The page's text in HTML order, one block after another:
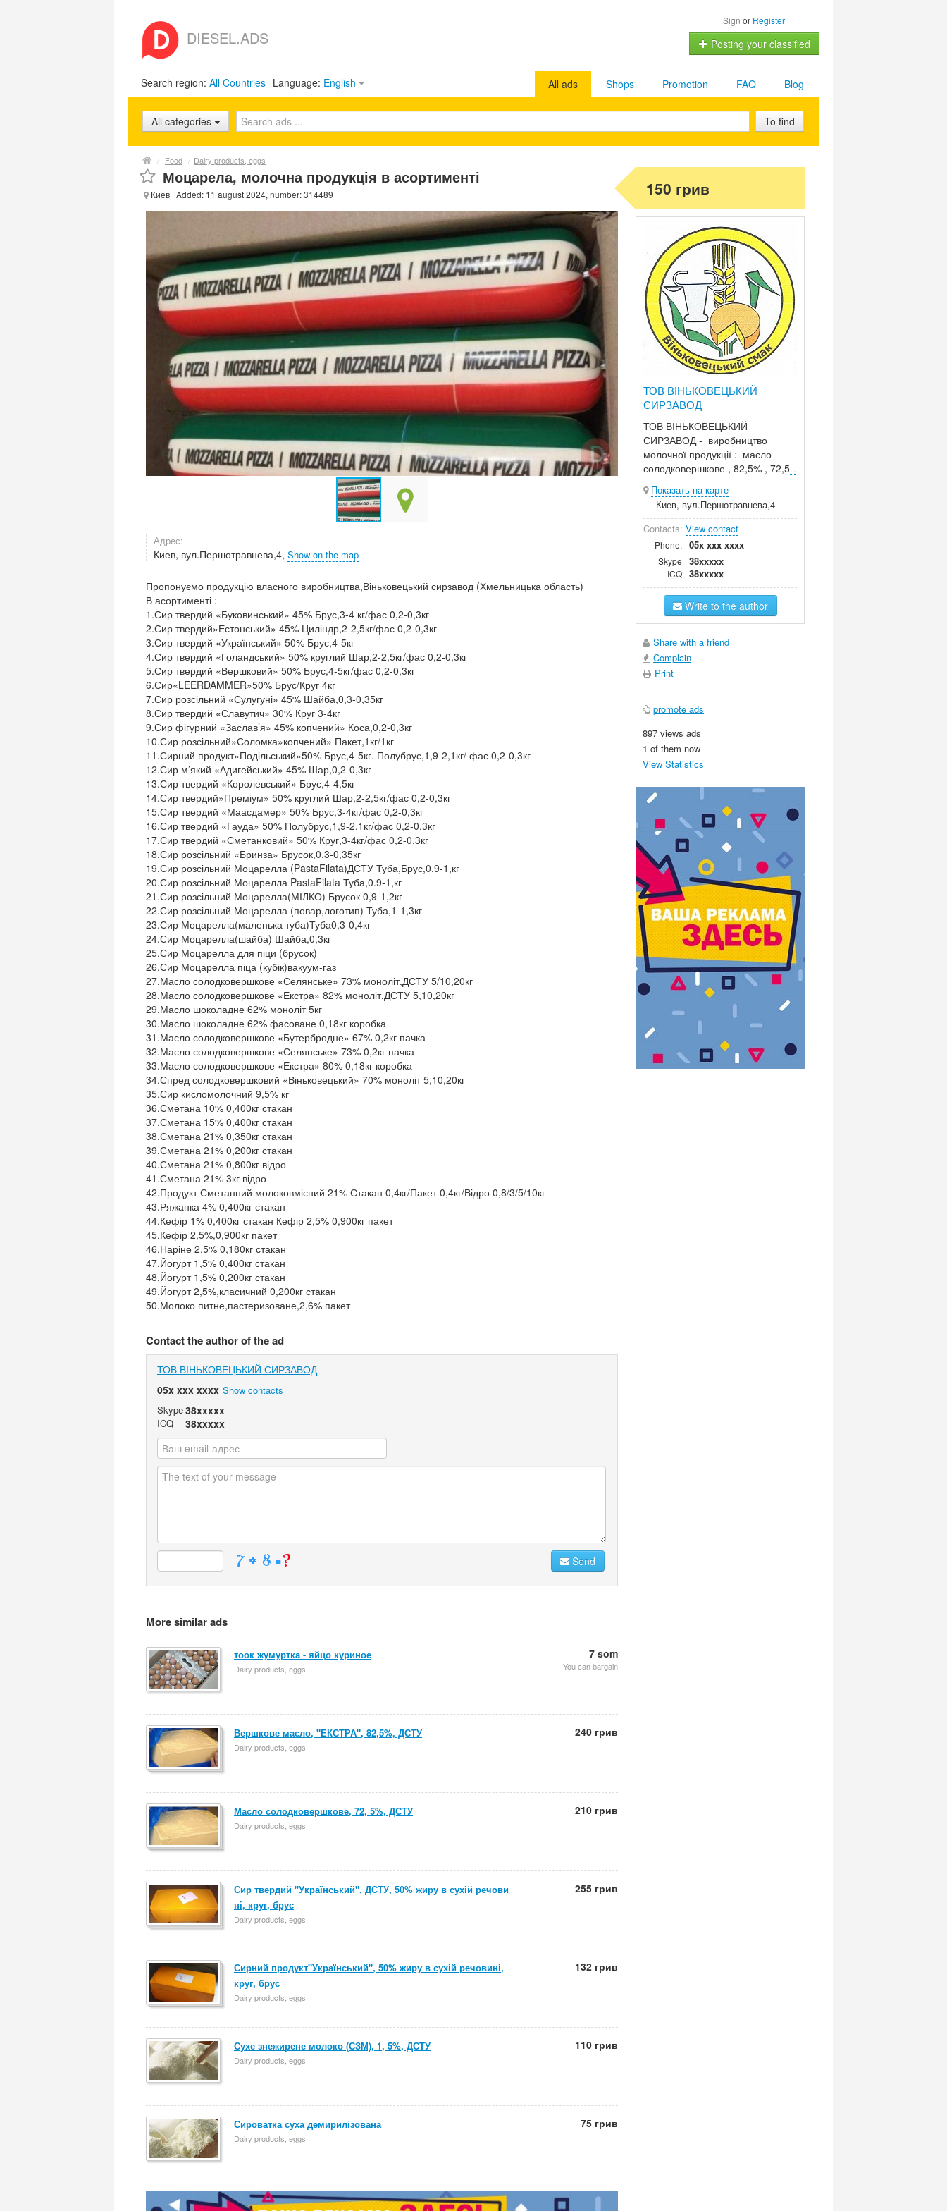
DIESEL.ADS
Sign or Register
Posting your classified
Search region: All Countries Language: English Blog
FAQ
Promotion
Shops
All ads
All categories To find
/ Food / Dairy products, eggs
Моцарела, молочна продукція в асортименті
Киев | Added: 11 august 2024, number: 314489
Адрес:
Киев, вул.Першотравнева,4, Show on the map
Пропонуємо продукцію власного виробництва,Віньковецький сирзавод (Хмельницька область)
В асортименті :
1.Сир твердий «Буковинський» 45% Брус,3-4 кг/фас 0,2-0,3кг
2.Сир твердий»Естонський» 45% Циліндр,2-2,5кг/фас 0,2-0,3кг
3.Сир твердий «Український» 50% Брус,4-5кг
4.Сир твердий «Голандський» 50% круглий Шар,2-2,5кг/фас 0,2-0,3кг
5.Сир твердий «Вершковий» 50% Брус,4-5кг/фас 0,2-0,3кг
6.Сир«LEERDAMMER»50% Брус/Круг 4кг
7.Сир розсільний «Сулугуні» 45% Шайба,0,3-0,35кг
8.Сир твердий «Славутич» 30% Круг 3-4кг
9.Сир фігурний «Заслав’я» 45% копчений» Коса,0,2-0,3кг
10.Сир розсільний»Соломка»копчений» Пакет,1кг/1кг
11.Сирний продукт»Подільський»50% Брус,4-5кг. Полубрус,1,9-2,1кг/ фас 0,2-0,3кг
12.Сир м’який «Адигейський» 45% Шар,0,2-0,3кг
13.Сир твердий «Королевський» Брус,4-4,5кг
14.Сир твердий»Преміум» 50% круглий Шар,2-2,5кг/фас 0,2-0,3кг
15.Сир твердий «Маасдамер» 50% Брус,3-4кг/фас 0,2-0,3кг
16.Сир твердий «Гауда» 50% Полубрус,1,9-2,1кг/фас 0,2-0,3кг
17.Сир твердий «Сметанковий» 50% Круг,3-4кг/фас 0,2-0,3кг
18.Сир розсільний «Бринза» Брусок,0,3-0,35кг
19.Сир розсільний Моцарелла (PastaFilata)ДСТУ Туба,Брус,0.9-1,кг
20.Сир розсільний Моцарелла PastaFilata Туба,0.9-1,кг
21.Сир розсільний Моцарелла(МІЛКО) Брусок 0,9-1,2кг
22.Сир розсільний Моцарелла (повар,логотип) Туба,1-1,3кг
23.Сир Моцарелла(маленька туба)Туба0,3-0,4кг
24.Сир Моцарелла(шайба) Шайба,0,3кг
25.Сир Моцарелла для піци (брусок)
26.Сир Моцарелла піца (кубік)вакуум-газ
27.Масло солодковершкове «Селянське» 73% моноліт,ДСТУ 5/10,20кг
28.Масло солодковершкове «Екстра» 82% моноліт,ДСТУ 5,10,20кг
29.Масло шоколадне 62% моноліт 5кг
30.Масло шоколадне 62% фасоване 0,18кг коробка
31.Масло солодковершкове «Бутербродне» 67% 0,2кг пачка
32.Масло солодковершкове «Селянське» 73% 0,2кг пачка
33.Масло солодковершкове «Екстра» 80% 0,18кг коробка
34.Спред солодковершковий «Віньковецький» 70% моноліт 5,10,20кг
35.Сир кисломолочний 9,5% кг
36.Сметана 10% 0,400кг стакан
37.Сметана 15% 0,400кг стакан
38.Сметана 21% 0,350кг стакан
39.Сметана 21% 0,200кг стакан
40.Сметана 21% 0,800кг відро
41.Сметана 21% 3кг відро
42.Продукт Сметанний молоковмісний 21% Стакан 0,4кг/Пакет 0,4кг/Відро 0,8/3/5/10кг
43.Ряжанка 4% 0,400кг стакан
44.Кефір 1% 0,400кг стакан Кефір 2,5% 0,900кг пакет
45.Кефір 2,5%,0,900кг пакет
46.Наріне 2,5% 0,180кг стакан
47.Йогурт 1,5% 0,400кг стакан
48.Йогурт 1,5% 0,200кг стакан
49.Йогурт 2,5%,класичний 0,200кг стакан
50.Молоко питне,пастеризоване,2,6% пакет
Contact the author of the ad
ТОВ ВІНЬКОВЕЦЬКИЙ СИРЗАВОД
05x xxx xxxx Show contacts
Skype38xxxxx
ICQ 38xxxxx
Send
More similar ads
тоок жумуртка - яйцо куриное
Dairy products, eggs
7 som
You can bargain
Вершкове масло, "ЕКСТРА", 82,5%, ДСТУ
Dairy products, eggs
240 грив
Масло солодковершкове, 72, 5%, ДСТУ
Dairy products, eggs
210 грив
Сир твердий "Український", ДСТУ, 50% жиру в сухій речови
ні, круг, брус
Dairy products, eggs
255 грив
Сирний продукт"Український", 50% жиру в сухій речовині,
круг, брус
Dairy products, eggs
132 грив
Сухе знежирене молоко (СЗМ), 1, 5%, ДСТУ
Dairy products, eggs
110 грив
Сироватка суха демирилізована
Dairy products, eggs
75 грив
150 грив
ТОВ ВІНЬКОВЕЦЬКИЙ
СИРЗАВОД
ТОВ ВІНЬКОВЕЦЬКИЙ
СИРЗАВОД - виробництво
молочної продукції : масло
солодковершкове , 82,5% , 72,5...
Показать на карте
Киев, вул.Першотравнева,4
Contacts: View contact
Phone. 05x xxx xxxx
Skype 38xxxxx
ICQ 38xxxxx
Write to the author
Share with a friend
Complain
Print
promote ads
897 views ads
1 of them now
View Statistics